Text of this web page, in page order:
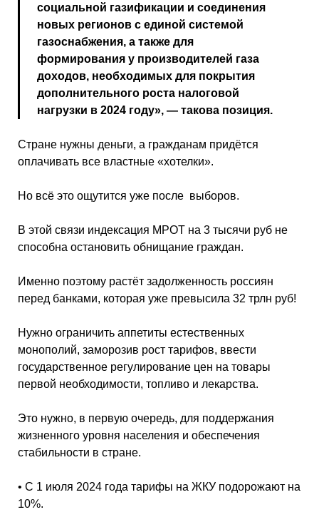
социальной газификации и соединения
новых регионов с единой системой
газоснабжения, а также для
формирования у производителей газа
доходов, необходимых для покрытия
дополнительного роста налоговой
нагрузки в 2024 году», — такова позиция.
Стране нужны деньги, а гражданам придётся
оплачивать все властные «хотелки».
Но всё это ощутится уже после выборов.
В этой связи индексация МРОТ на 3 тысячи руб не
способна остановить обнищание граждан.
Именно поэтому растёт задолженность россиян
перед банками, которая уже превысила 32 трлн руб!
Нужно ограничить аппетиты естественных
монополий, заморозив рост тарифов, ввести
государственное регулирование цен на товары
первой необходимости, топливо и лекарства.
Это нужно, в первую очередь, для поддержания
жизненного уровня населения и обеспечения
стабильности в стране.
• С 1 июля 2024 года тарифы на ЖКУ подорожают на
10%.